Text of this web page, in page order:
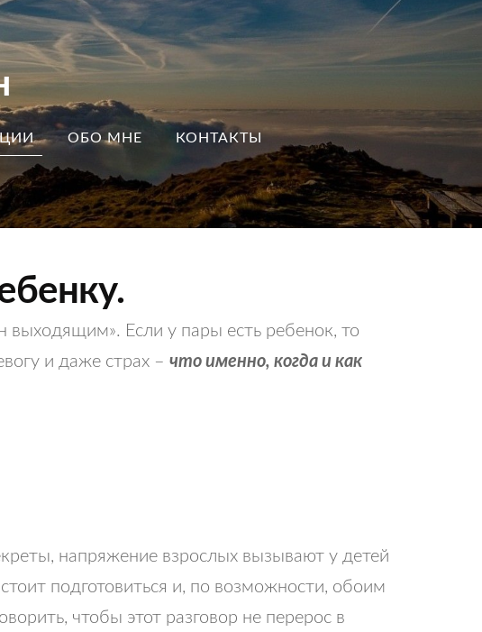
ОБО МНЕ КОНТАКТЫ
Если у пары есть ребенок, то
и даже страх – что именно, когда и как
напряжение взрослых вызывают у детей
подготовиться и, по возможности, обоим
чтобы этот разговор не перерос в